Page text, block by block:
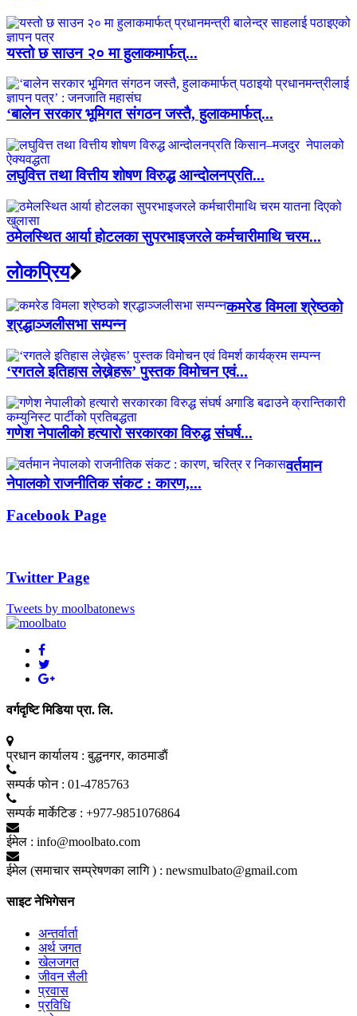
यस्तो छ साउन २० मा हुलाकमार्फत्...
‘बालेन सरकार भूमिगत संगठन जस्तै, हुलाकमार्फत्...
लघुवित्त तथा वित्तीय शोषण विरुद्ध आन्दोलनप्रति...
ठमेलस्थित आर्या होटलका सुपरभाइजरले कर्मचारीमाथि चरम...
लाेकप्रिय
कमरेड विमला श्रेष्ठको
श्रद्धाञ्जलीसभा सम्पन्न
‘रगतले इतिहास लेख्नेहरू’ पुस्तक विमोचन एवं...
गणेश नेपालीको हत्यारो सरकारका विरुद्ध संघर्ष...
वर्तमान
नेपालको राजनीतिक संकट : कारण,...
Facebook Page
Twitter Page
Tweets by moolbatonews
वर्गदृष्टि मिडिया प्रा. लि.
प्रधान कार्यालय : बुद्धनगर, काठमाडाैं
सम्पर्क फाेन : 01-4785763
सम्पर्क मार्केटिङ : +977-9851076864
ईमेल : info@moolbato.com
ईमेल (समाचार सम्प्रेषणका लागि ) : newsmulbato@gmail.com
साइट नेभिगेसन
अन्तर्वार्ता
अर्थ जगत
खेलजगत
जीवन सैली
प्रवास
प्रविधि